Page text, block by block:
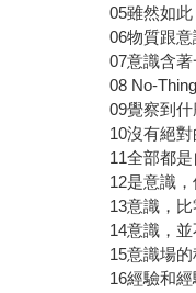
05雖然如
06物質跟
07意識含
08 No-
09覺察到
10沒有絕
11全部都是
12是意識
13意識，
14意識，
15意識場
16經驗和